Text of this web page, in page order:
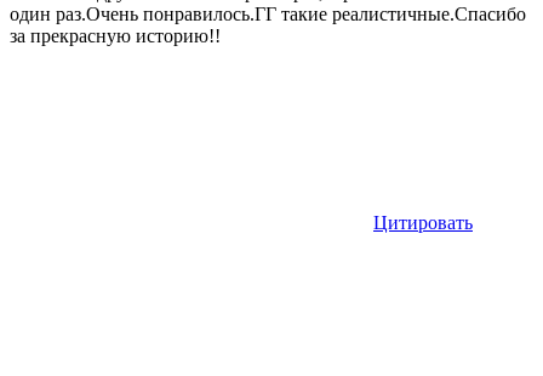
один раз.Очень понравилось.ГГ такие реалистичные.Спасибо
за прекрасную историю!!
Цитировать